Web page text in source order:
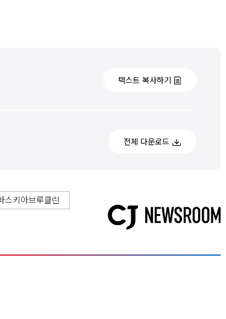
텍스트 복사하기
전체 다운로드
스키아브루클린